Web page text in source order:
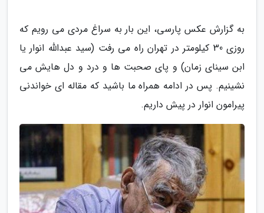
به گزارش عکس پارسی، این بار به سراغ مردی می رویم که
روزی 30 کیلومتر در تهران راه می رفت (سید عبدالله انوار یا
ابن سینای زمان) و پای صحبت ها و درد و دل هایش می
نشینیم. پس در ادامه همراه ما باشید که مقاله ای خواندنی
پیرامون انوار در پیش داریم.